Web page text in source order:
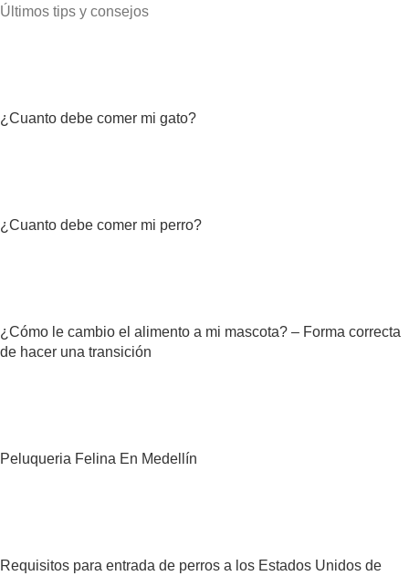
Últimos tips y consejos
¿Cuanto debe comer mi gato?
¿Cuanto debe comer mi perro?
¿Cómo le cambio el alimento a mi mascota? – Forma correcta
de hacer una transición
Peluqueria Felina En Medellín
Requisitos para entrada de perros a los Estados Unidos de